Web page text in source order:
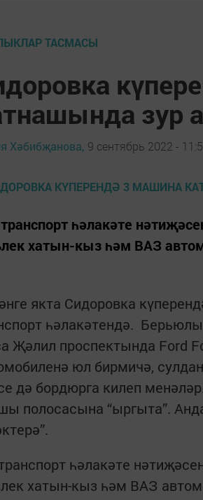
ТАСМАСЫ
зур
Хәбибҗанова, 9 сентябрь 2022 -
һәлакәте
хатын-кыз һәм ВАЗ
якта Сидоровка
һәлакәтендә.
Җәлил проспектында Ford
юл бирмичә,
дә бордюрга килеп
полосасына “ыргыта”.
һәлакәте
хатын-кыз һәм ВАЗ